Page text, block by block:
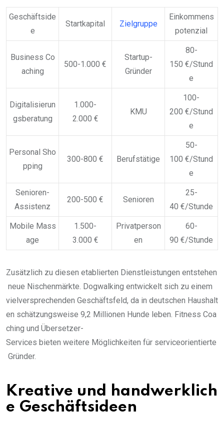
Geschäftside
e
Startkapital Zielgruppe
Einkommens
potenzial
Business Co
aching
500-1.000 €
Startup-
Gründer
80-
150 €/Stund
e
Digitalisierun
gsberatung
1.000-
2.000 €
KMU
100-
200 €/Stund
e
Personal Sho
pping
300-800 € Berufstätige
50-
100 €/Stund
e
Senioren-
Assistenz
200-500 € Senioren
25-
40 €/Stunde
Mobile Mass
age
1.500-
3.000 €
Privatperson
en
60-
90 €/Stunde
Zusätzlich zu diesen etablierten Dienstleistungen entstehen
neue Nischenmärkte. Dogwalking entwickelt sich zu einem
vielversprechenden Geschäftsfeld, da in deutschen Haushalt
en schätzungsweise 9,2 Millionen Hunde leben. Fitness Coa
ching und Übersetzer-
Services bieten weitere Möglichkeiten für serviceorientierte
Gründer.
Kreative und handwerklich
e Geschäftsideen